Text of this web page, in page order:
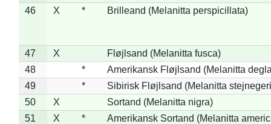
46
X * Brilleand (Melanitta perspicillata)
47 X
Fløjlsand (Melanitta fusca)
48
*
Amerikansk Fløjlsand (Melanitta
49
*
Sibirisk Fløjlsand (Melanitta
50
X
Sortand (Melanitta nigra)
51
X * Amerikansk Sortand (Melanitta